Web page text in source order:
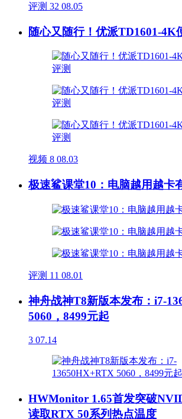
评测 32 08.05
随心又随行！优派TD1601-4K
视频 8 08.03
极速鲨课堂10：电脑越用越卡
评测 11 08.01
神舟战神T8新版本发布：i7-
5060，8499元起
3 07.14
HWMonitor 1.65首发突破
读取RTX 50系列热点温度